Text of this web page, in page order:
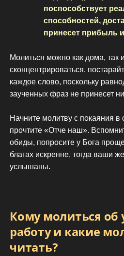
поспособствует
способностей,
принесет прибыль
Молиться можно как дома, так
сконцентрироваться,
каждое слово, поскольку
заученных фраз не принесет
Начните молитву с покаяния в
прочтите «Отче наш».
обиды, попросите у Бога
благах искренне, тогда ваши
услышаны.
Кому молиться об
работу и какие
читать?